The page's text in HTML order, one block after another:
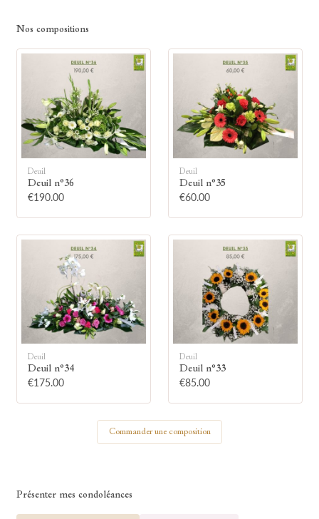
Allumez une bougie
Montrez votre soutien à la famille en
allumant symboliquement une bougie.
Votre nom
Nos compositions
Deuil
Deuil n°36
€190.00
Deuil
Deuil n°35
€60.00
Deuil
Deuil n°34
€175.00
Deuil
Deuil n°33
€85.00
Commander une composition
Présenter mes condoléances